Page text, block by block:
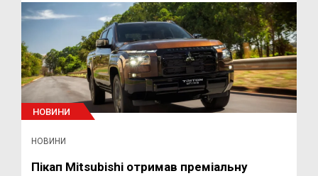
НОВИНИ
НОВИНИ
Пікап Mitsubishi отримав преміальну